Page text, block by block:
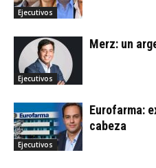
Ejecutivos
Ejecutivos
Merz: un
Ejecutivos
Eurofarma:
cabeza